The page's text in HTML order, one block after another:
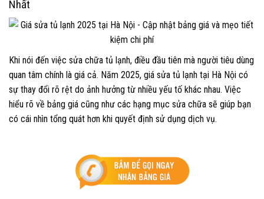
Nhất
Khi nói đến việc sửa chữa tủ lạnh, điều đầu tiên mà người tiêu dùng
quan tâm chính là giá cả. Năm 2025, giá sửa tủ lạnh tại Hà Nội có
sự thay đổi rõ rệt do ảnh hưởng từ nhiều yếu tố khác nhau. Việc
hiểu rõ về bảng giá cũng như các hạng mục sửa chữa sẽ giúp bạn
có cái nhìn tổng quát hơn khi quyết định sử dụng dịch vụ.